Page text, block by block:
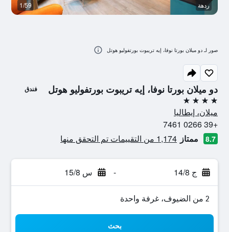
دو ميلان بورتا نوفا، إيه تريبوت بورتفوليو هوتل فندق
4 نجوم
ميلان، إيطاليا
+39 0266 7461
8.7 ممتاز 1,174 من التقييمات تم التحقق منها
ج 14/8 - س 15/8
2 من الضيوف، غرفة واحدة
بحث
ردهة 1/59
صور لـ دو ميلان بورتا نوفا، إيه تريبوت بورتفوليو هوتل